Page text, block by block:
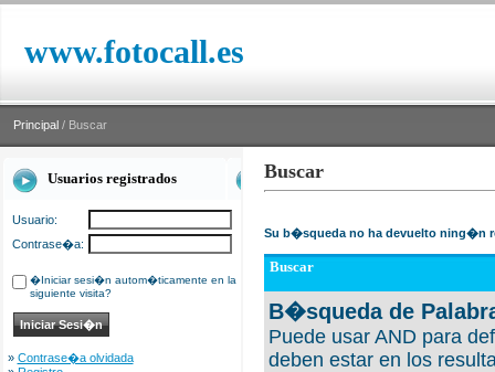
www.fotocall.es
Principal / Buscar
Usuarios registrados
Usuario:
Contrase�a:
�Iniciar sesi�n autom�ticamente en la
siguiente visita?
» Contrase�a olvidada
Buscar
Su b�squeda no ha devuelto ning�n
Buscar
B�squeda de
Puede usar AND para
deben estar en los